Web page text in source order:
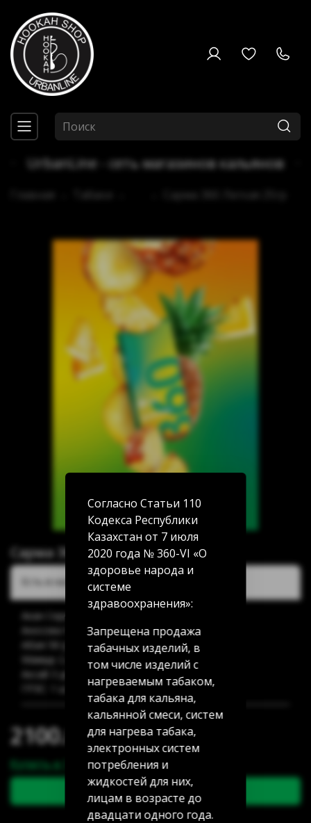
UrbanLine - сеть магазинов кальянов
Сарма 360 Легкая Ананас 25г
2100.00 тг
Купить в 1 клик
В корзину
Есть в наличии:
Акан Серы 20/5: нет в наличии
Аносова 91: нет в наличии
Абая 58 (уг Манаса): 6 шт
Мамыр 2 дом 3: нет в наличии
Аксай 3 дом 7: нет в наличии
ГРЭС: 1 шт
Согласно Статьи 110
Кодекса Республики
Казахстан от 7 июля
2020 года № 360-VI «О
здоровье народа и
системе
здравоохранения»:
Запрещена продажа
табачных изделий, в
том числе изделий с
нагреваемым табаком,
табака для кальяна,
кальянной смеси, систем
для нагрева табака,
электронных систем
потребления и
жидкостей для них,
лицам в возрасте до
двадцати одного года.